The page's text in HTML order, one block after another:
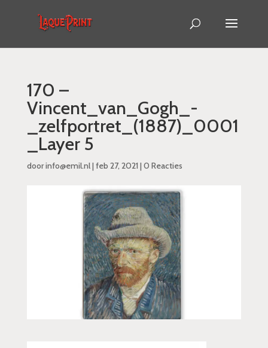
170 –
Vincent_van_Gogh_-
_zelfportret_(1887)_0001
_Layer 5
doorinfo@emil.nl| feb 27, 2021 | 0 Reacties